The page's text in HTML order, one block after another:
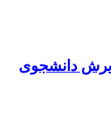
دانشجوی